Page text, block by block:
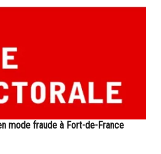
mode fraude à Fort-de-France